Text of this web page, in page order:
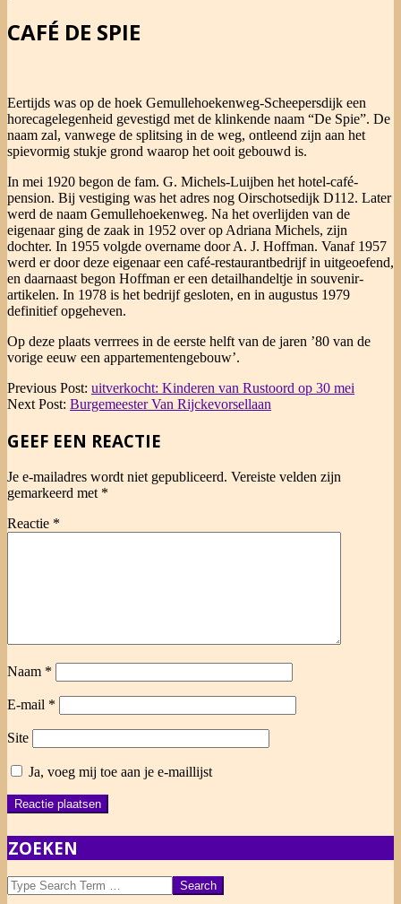
CAFÉ DE SPIE
Eertijds was op de hoek Gemullehoekenweg-Scheepersdijk een
horecagelegenheid gevestigd met de klinkende naam “De Spie”. De
naam zal, vanwege de splitsing in de weg, ontleend zijn aan het
spievormig stukje grond waarop het ooit gebouwd is.
In mei 1920 begon de fam. G. Michels-Luijben het hotel-café-
pension. Bij vestiging was het adres nog Oirschotsedijk D112. Later
werd de naam Gemullehoekenweg. Na het overlijden van de
eigenaar ging de zaak in 1952 over op Adriana Michels, zijn
dochter. In 1955 volgde overname door A. J. Hoffman. Vanaf 1957
werd er door deze eigenaar een café-restaurantbedrijf in uitgeoefend,
en daarnaast begon Hoffman er een detailhandeltje in souvenir-
artikelen. In 1978 is het bedrijf gesloten, en in augustus 1979
definitief opgeheven.
Op deze plaats verrrees in de eerste helft van de jaren ’80 van de
vorige eeuw een appartementengebouw’.
2025-
05-
Previous Post: uitverkocht: Kinderen van Rustoord op 30 mei
Next Post: Burgemeester Van Rijckevorsellaan
GEEF EEN REACTIE
Je e-mailadres wordt niet gepubliceerd. Vereiste velden zijn
gemarkeerd met *
Reactie *
Naam *
E-mail *
Site
Ja, voeg mij toe aan je e-maillijst
ZOEKEN
Search